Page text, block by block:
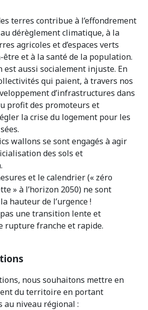
terres contribue à l’effondrement
dérèglement climatique, à la
agricoles et d’espaces verts
et à la santé de la population.
est aussi socialement injuste. En
qui paient, à travers nos
d’infrastructures dans
profit des promoteurs et
la crise du logement pour les
wallons se sont engagés à agir
des sols et
et le calendrier (« zéro
» à l’horizon 2050) ne sont
hauteur de l’urgence !
une transition lente et
rupture franche et rapide.
nous souhaitons mettre en
du territoire en portant
au niveau régional :